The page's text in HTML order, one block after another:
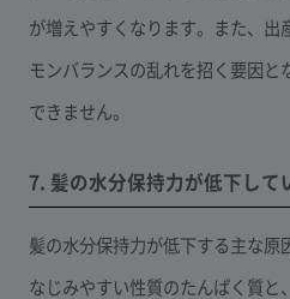
が増えやすくなります。また、出
モンバランスの乱れを招く要因と
できません。
7. 髪の水分保持力が低下して
髪の水分保持力が低下する主な原
なじみやすい性質のたんぱく質と